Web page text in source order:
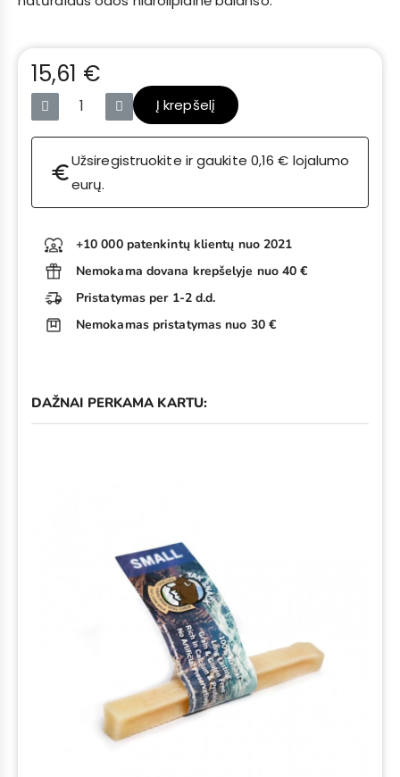
15,61 €
Į krepšelį
euro
Užsiregistruokite ir gaukite 0,16 € lojalumo
eurų.
+10 000 patenkintų klientų nuo 2021
Nemokama dovana krepšelyje nuo 40 €
Pristatymas per 1-2 d.d.
Nemokamas pristatymas nuo 30 €
DAŽNAI PERKAMA KARTU: